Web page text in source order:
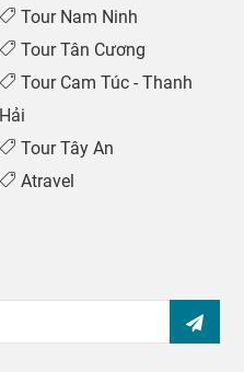
Tour Nam Ninh
Tour Tân Cương
Tour Cam Túc - Thanh
Hải
Tour Tây An
Atravel